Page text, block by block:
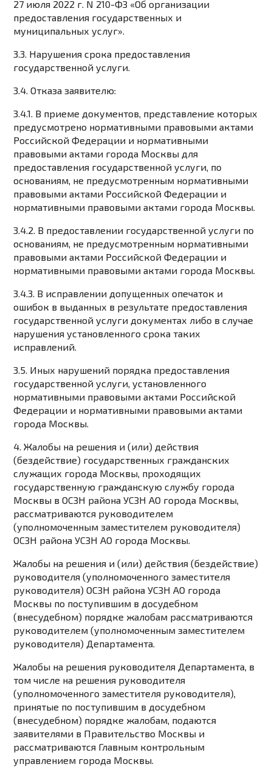
27 июля 2022 г. N 210-ФЗ «Об организации
предоставления государственных и
муниципальных услуг».
3.3. Нарушения срока предоставления
государственной услуги.
3.4. Отказа заявителю:
3.4.1. В приеме документов, представление которых
предусмотрено нормативными правовыми актами
Российской Федерации и нормативными
правовыми актами города Москвы для
предоставления государственной услуги, по
основаниям, не предусмотренным нормативными
правовыми актами Российской Федерации и
нормативными правовыми актами города Москвы.
3.4.2. В предоставлении государственной услуги по
основаниям, не предусмотренным нормативными
правовыми актами Российской Федерации и
нормативными правовыми актами города Москвы.
3.4.3. В исправлении допущенных опечаток и
ошибок в выданных в результате предоставления
государственной услуги документах либо в случае
нарушения установленного срока таких
исправлений.
3.5. Иных нарушений порядка предоставления
государственной услуги, установленного
нормативными правовыми актами Российской
Федерации и нормативными правовыми актами
города Москвы.
4. Жалобы на решения и (или) действия
(бездействие) государственных гражданских
служащих города Москвы, проходящих
государственную гражданскую службу города
Москвы в ОСЗН района УСЗН АО города Москвы,
рассматриваются руководителем
(уполномоченным заместителем руководителя)
ОСЗН района УСЗН АО города Москвы.
Жалобы на решения и (или) действия (бездействие)
руководителя (уполномоченного заместителя
руководителя) ОСЗН района УСЗН АО города
Москвы по поступившим в досудебном
(внесудебном) порядке жалобам рассматриваются
руководителем (уполномоченным заместителем
руководителя) Департамента.
Жалобы на решения руководителя Департамента, в
том числе на решения руководителя
(уполномоченного заместителя руководителя),
принятые по поступившим в досудебном
(внесудебном) порядке жалобам, подаются
заявителями в Правительство Москвы и
рассматриваются Главным контрольным
управлением города Москвы.